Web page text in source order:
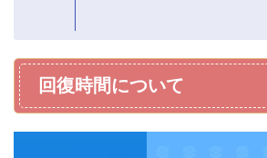
回復時間について